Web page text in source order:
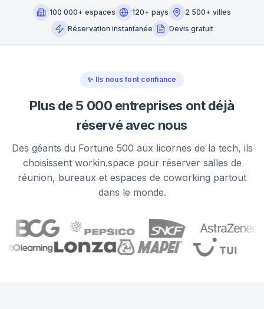
100 000+ espaces 120+ pays
2 500+ villes
Réservation instantanée
Devis gratuit
✨ Ils nous font confiance
Plus de 5 000 entreprises ont déjà
réservé avec nous
Des géants du Fortune 500 aux licornes de la tech, ils
choisissent workin.space pour réserver salles de
réunion, bureaux et espaces de coworking partout
dans le monde.